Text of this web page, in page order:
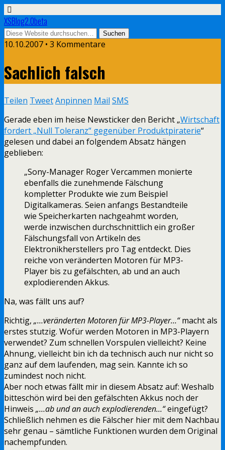
XSBlog2.0beta
10.10.2007 • 3 Kommentare
Sachlich falsch
Teilen TweetAnpinnen Mail SMS
Gerade eben im heise Newsticker den Bericht „Wirtschaft
fordert „Null Toleranz“ gegenüber Produktpiraterie“
gelesen und dabei an folgendem Absatz hängen
geblieben:
„Sony-Manager Roger Vercammen monierte
ebenfalls die zunehmende Fälschung
kompletter Produkte wie zum Beispiel
Digitalkameras. Seien anfangs Bestandteile
wie Speicherkarten nachgeahmt worden,
werde inzwischen durchschnittlich ein großer
Fälschungsfall von Artikeln des
Elektronikherstellers pro Tag entdeckt. Dies
reiche von veränderten Motoren für MP3-
Player bis zu gefälschten, ab und an auch
explodierenden Akkus.
Na, was fällt uns auf?
Richtig, „…veränderten Motoren für MP3-Player…“macht als
erstes stutzig. Wofür werden Motoren in MP3-Playern
verwendet? Zum schnellen Vorspulen vielleicht? Keine
Ahnung, vielleicht bin ich da technisch auch nur nicht so
ganz auf dem laufenden, mag sein. Kannte ich so
zumindest noch nicht.
Aber noch etwas fällt mir in diesem Absatz auf: Weshalb
bitteschön wird bei den gefälschten Akkus noch der
Hinweis „…ab und an auch explodierenden…“eingefügt?
Schließlich nehmen es die Fälscher hier mit dem Nachbau
sehr genau – sämtliche Funktionen wurden dem Original
nachempfunden.